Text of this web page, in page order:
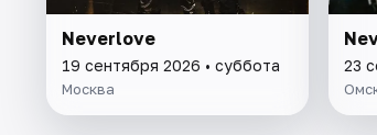
Neverlove
19 сентября 2026 • суббота
Москва
23